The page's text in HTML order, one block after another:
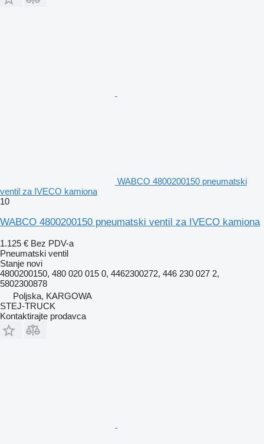
WABCO 4800200150 pneumatski
ventil za IVECO kamiona
10
WABCO 4800200150 pneumatski ventil za IVECO kamiona
1.125 € Bez PDV-a
Pneumatski ventil
Stanje novi
4800200150, 480 020 015 0, 4462300272, 446 230 027 2,
5802300878
Poljska, KARGOWA
STEJ-TRUCK
Kontaktirajte prodavca